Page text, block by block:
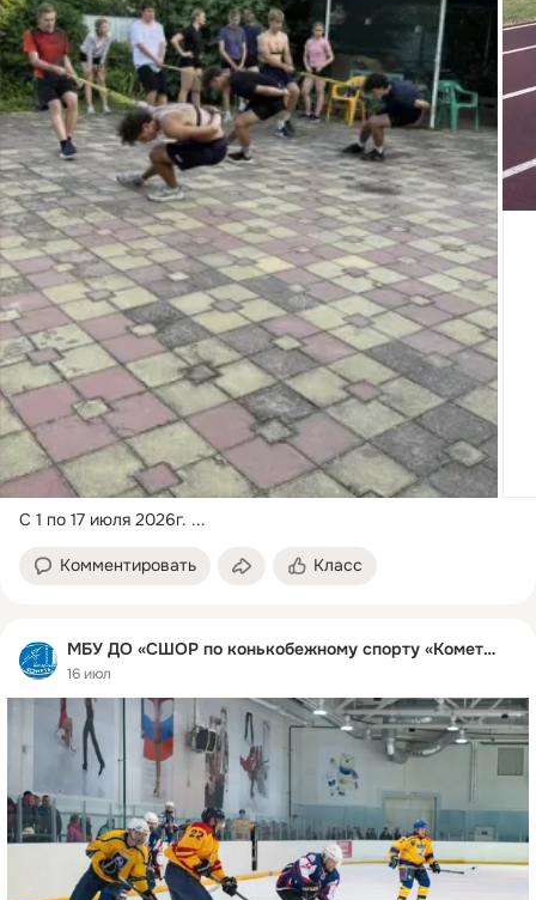
С 1 по 17 июля 2026г. ...
Комментировать Класс
МБУ ДО «СШОР по конькобежному спорту «Комета»
16 июл